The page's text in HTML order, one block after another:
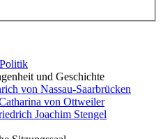
und Geschichte
von Nassau-Saarbrücken
von Ottweiler
Joachim Stengel